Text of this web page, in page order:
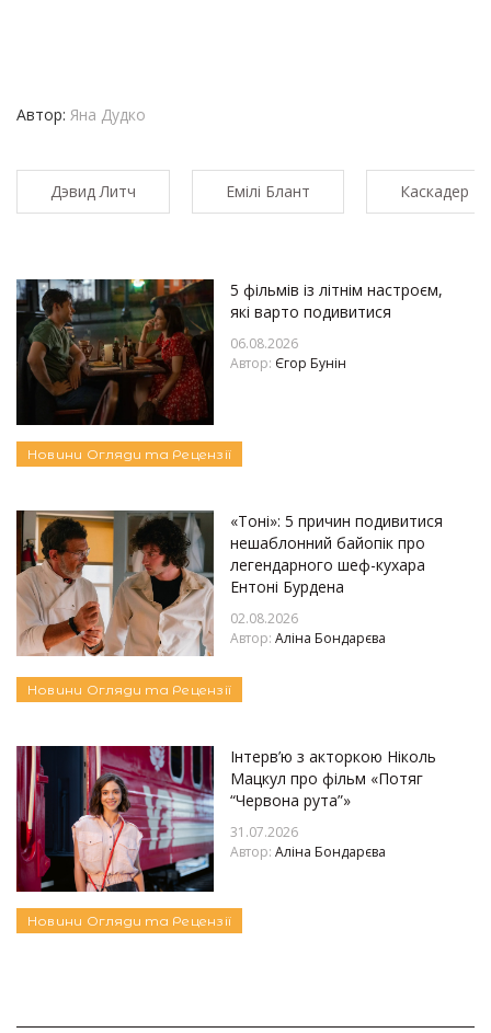
Автор: Яна Дудко
Дэвид Литч Емілі Блант Каскадер
5 фільмів із літнім настроєм,
які варто подивитися
06.08.2026
Автор: Єгор Бунін
Новини Огляди та Рецензії
«Тоні»: 5 причин подивитися
нешаблонний байопік про
легендарного шеф-кухара
Ентоні Бурдена
02.08.2026
Автор: Аліна Бондарєва
Новини Огляди та Рецензії
Інтерв’ю з акторкою Ніколь
Мацкул про фільм «Потяг
“Червона рута”»
31.07.2026
Автор: Аліна Бондарєва
Новини Огляди та Рецензії